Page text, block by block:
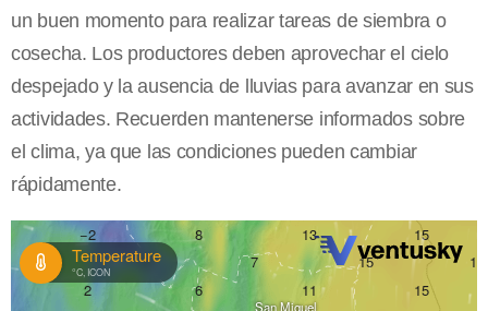
un buen momento para realizar tareas de siembra o
cosecha. Los productores deben aprovechar el cielo
despejado y la ausencia de lluvias para avanzar en sus
actividades. Recuerden mantenerse informados sobre
el clima, ya que las condiciones pueden cambiar
rápidamente.